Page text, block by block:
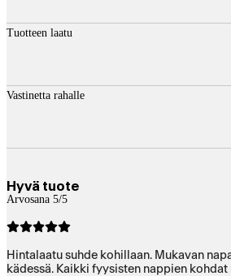
Tuotteen laatu
Vastinetta rahalle
Hyvä tuote
Arvosana 5/5
Hintalaatu suhde kohillaan. Mukavan
kädessä. Kaikki fyysisten nappien